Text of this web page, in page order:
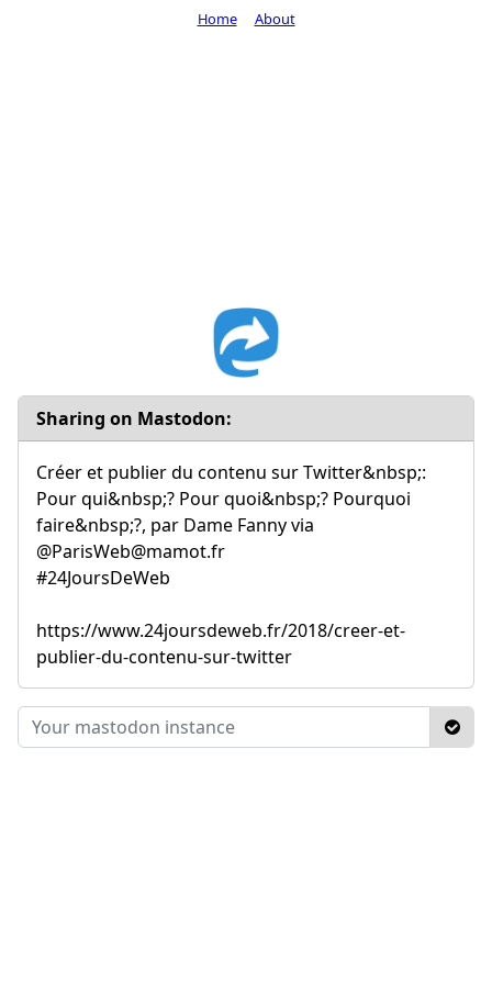
Sharing on Mastodon:
Créer et publier du contenu sur Twitter&nbsp;:
Pour qui&nbsp;? Pour quoi&nbsp;? Pourquoi
faire&nbsp;?, par Dame Fanny via
@ParisWeb@mamot.fr
#24JoursDeWeb
https://www.24joursdeweb.fr/2018/creer-et-
publier-du-contenu-sur-twitter
Home About